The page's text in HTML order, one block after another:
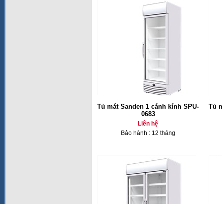
Tủ mát Sanden 1 cánh kính SPU-
0683
Liên hệ
Bảo hành : 12 tháng
Tủ